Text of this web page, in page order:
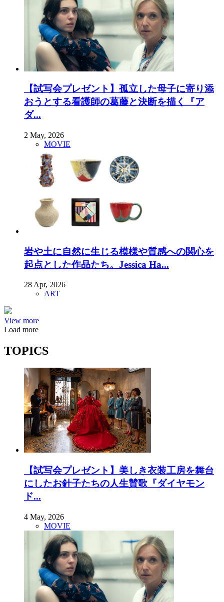
【試写会プレゼント】孤立した母子に寄り添
おうとする看護師の葛藤と決断を描く『ア
ダ...
2 May, 2026
MOVIE
岩や土に自然に生じる模様や質感への関心を
起点とした作品たち。Jessica Ha...
28 Apr, 2026
ART
View more
Load more
TOPICS
【試写会プレゼント】美しき衣装工房を舞台
にしたお針子たちの人生賛歌『ダイヤモン
ド...
4 May, 2026
MOVIE